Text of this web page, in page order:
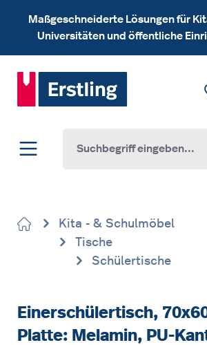
Zum Hauptinhalt springen
Maßgeschneiderte Lösungen für
Universitäten und öffentliche
Kita - & Schulmöbel
Tische
Schülertische
Einerschülertisch,
Platte: Melamin, PU-